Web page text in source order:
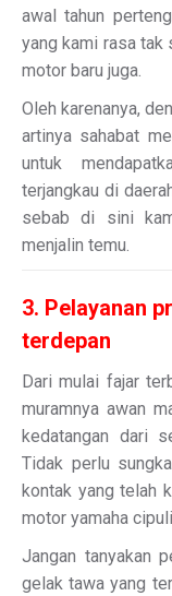
awal tahun
yang kami rasa tak
motor baru juga.
Oleh karenanya,
artinya sahabat
untuk
terjangkau di
sebab di sini
menjalin temu.
3. Pelayanan
terdepan
Dari mulai fajar
muramnya awan
kedatangan dari
Tidak perlu
kontak yang telah
motor yamaha
Jangan tanyakan
gelak tawa yang